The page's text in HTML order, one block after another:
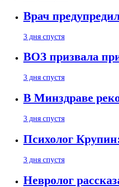
Врач
3 дня спустя
ВОЗ призвала
3 дня спустя
В Минздраве
3 дня спустя
Психолог
3 дня спустя
Невролог